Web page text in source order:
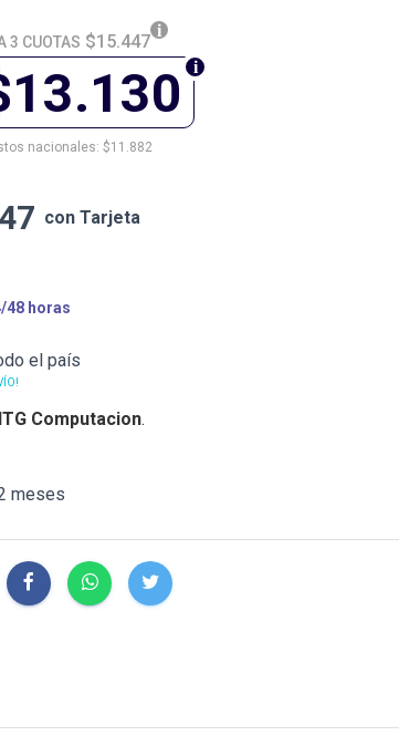
3 CUOTAS $15.447
nacionales: $11.882
con Tarjeta
48 horas
el país
Computacion.
meses